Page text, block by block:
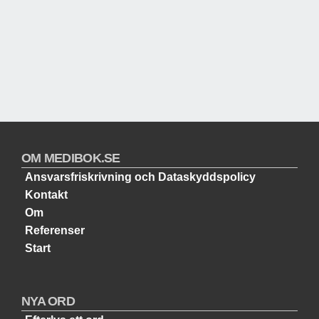
OM MEDIBOK.SE
Ansvarsfriskrivning och Dataskyddspolicy
Kontakt
Om
Referenser
Start
NYA ORD